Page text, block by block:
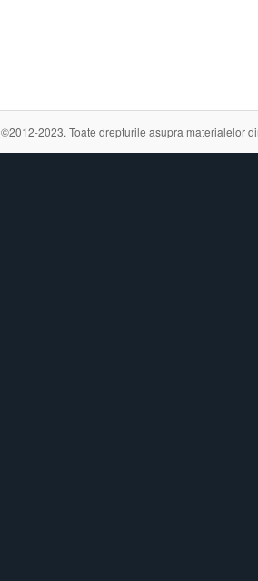
©2012-2023. Toate drepturile asupra materialelor